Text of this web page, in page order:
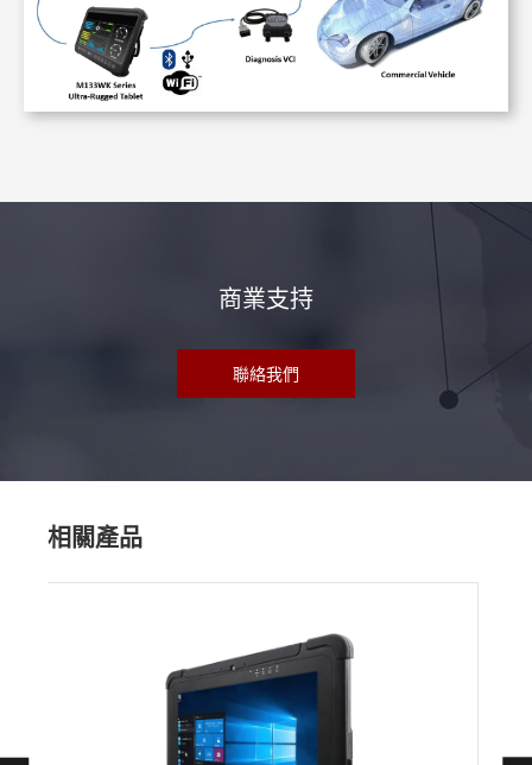
商業支持
聯絡我們
相關產品